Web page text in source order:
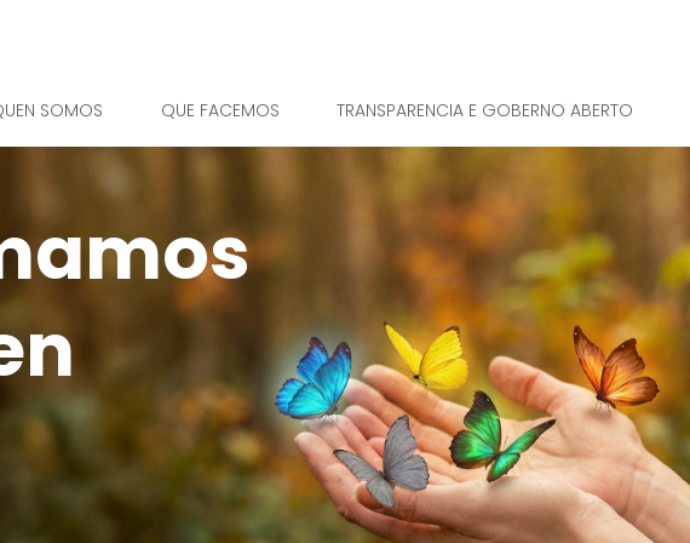
SOMOS QUE FACEMOS TRANSPARENCIA E GOBERNO ABERTO